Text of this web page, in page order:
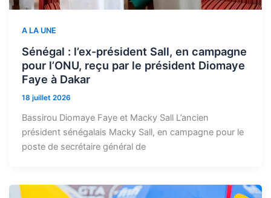
A LA UNE
Sénégal : l’ex-président Sall, en campagne
pour l’ONU, reçu par le président Diomaye
Faye à Dakar
18 juillet 2026
Bassirou Diomaye Faye et Macky Sall L’ancien
président sénégalais Macky Sall, en campagne pour le
poste de secrétaire général de